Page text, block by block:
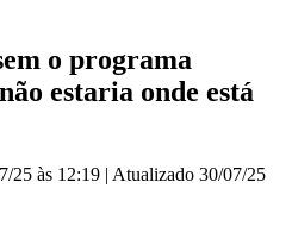
o programa
estaria onde está
25 às 12:19 | Atualizado 30/07/25